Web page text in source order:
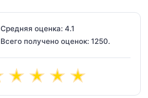
Средняя оценка: 4.1
Всего получено оценок: 1250.